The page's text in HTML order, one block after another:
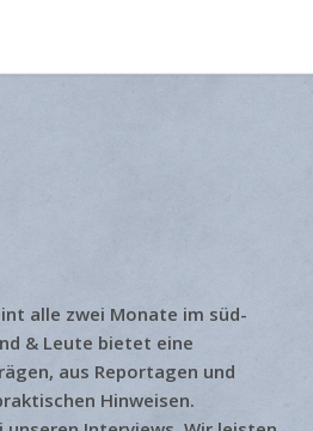
alle zwei Monate im süd-
& Leute bietet eine
aus Reportagen und
Hinweisen.